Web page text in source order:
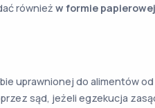
również w formie papierowej
uprawnionej do alimentów
sąd, jeżeli egzekucja